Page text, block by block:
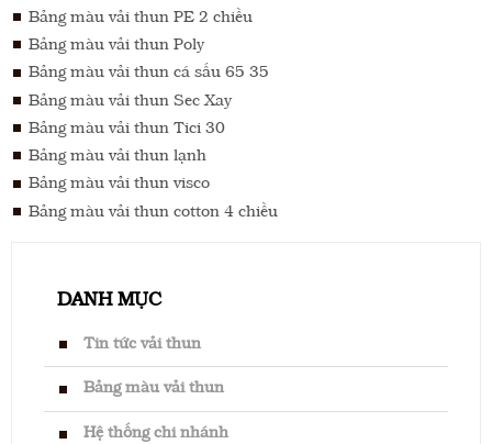
Bảng màu vải thun PE 2 chiều
Bảng màu vải thun Poly
Bảng màu vải thun cá sấu 65 35
Bảng màu vải thun Sec Xay
Bảng màu vải thun Tici 30
Bảng màu vải thun lạnh
Bảng màu vải thun visco
Bảng màu vải thun cotton 4 chiều
DANH MỤC
Tin tức vải thun
Bảng màu vải thun
Hệ thống chi nhánh